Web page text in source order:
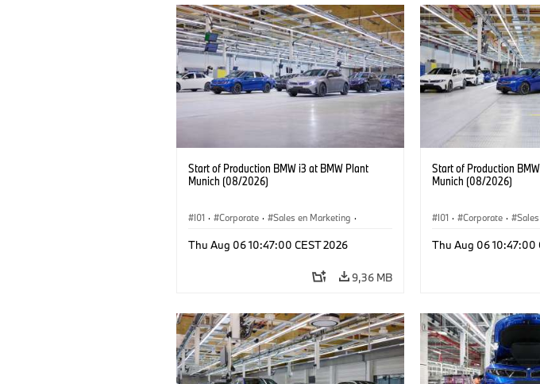
Start of Production BMW i3 at BMW Plant
Munich (08/2026)
I01 · Corporate · Sales en Marketing ·
Thu Aug 06 10:47:00 CEST 2026
9,36 MB
Start of Production
Munich (08/2026)
I01 · Corporate ·
Thu Aug 06 10:47:00